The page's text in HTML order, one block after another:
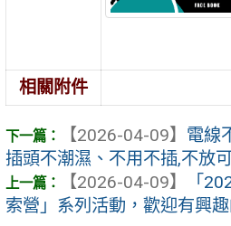
相關附件
【2026-04-09】 電線
插頭不潮濕、不用不插,不放
【2026-04-09】
「
索營」系列活動，歡迎有興